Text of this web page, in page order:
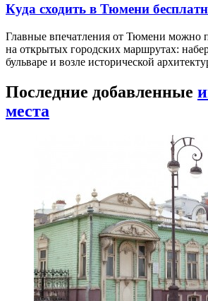
Куда сходить в Тюмени
Главные впечатления от Тюмени можно
на открытых городских маршрутах:
бульваре и возле исторической
Последние добавленные
места